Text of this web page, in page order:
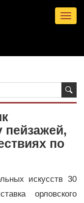
пейзажей,
по
искусств 30
орловского